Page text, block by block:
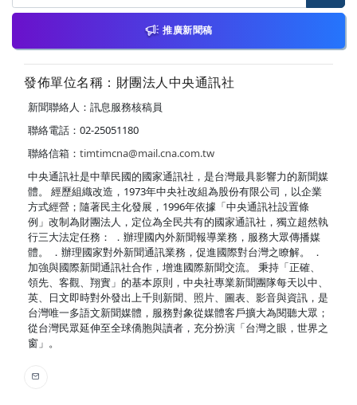
推廣新聞稿
發佈單位名稱：財團法人中央通訊社
新聞聯絡人：訊息服務核稿員
聯絡電話：02-25051180
聯絡信箱： timtimcna@mail.cna.com.tw
中央通訊社是中華民國的國家通訊社，是台灣最具影響力的新聞媒
體。 經歷組織改造，1973年中央社改組為股份有限公司，以企業
方式經營；隨著民主化發展，1996年依據「中央通訊社設置條
例」改制為財團法人，定位為全民共有的國家通訊社，獨立超然執
行三大法定任務： ．辦理國內外新聞報導業務，服務大眾傳播媒
體。 ．辦理國家對外新聞通訊業務，促進國際對台灣之瞭解。 ．
加強與國際新聞通訊社合作，增進國際新聞交流。 秉持「正確、
領先、客觀、翔實」的基本原則，中央社專業新聞團隊每天以中、
英、日文即時對外發出上千則新聞、照片、圖表、影音與資訊，是
台灣唯一多語文新聞媒體，服務對象從媒體客戶擴大為閱聽大眾；
從台灣民眾延伸至全球僑胞與讀者，充分扮演「台灣之眼，世界之
窗」。